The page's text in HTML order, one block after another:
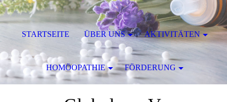
STARTSEITE ÜBER UNS AKTIVITÄTEN
HOMÖOPATHIE FÖRDERUNG